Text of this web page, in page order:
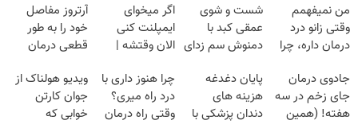
من نمیفهمم
وقتی زانو درد
درمان داره، چرا
تحمل میکنی؟❗
شست و شوی
عمقی کبد با
دمنوش سم زدای
اگر میخوای
ایمپلنت کنی
الان وقتشه |
میلیون تومان!!!
آرتروز مفاصل
خود را به طور
قطعی درمان
◗پرسش‌نامه◖
جادوی درمان
جای زخم در سه
هفته! (همین
پایان دغدغه
هزینه های
دندان پزشکی با
چرا هنوز داری با
درد راه میری؟
وقتی راه درمان
ویدیو هولناک از
جوان کارتن
خوابی که